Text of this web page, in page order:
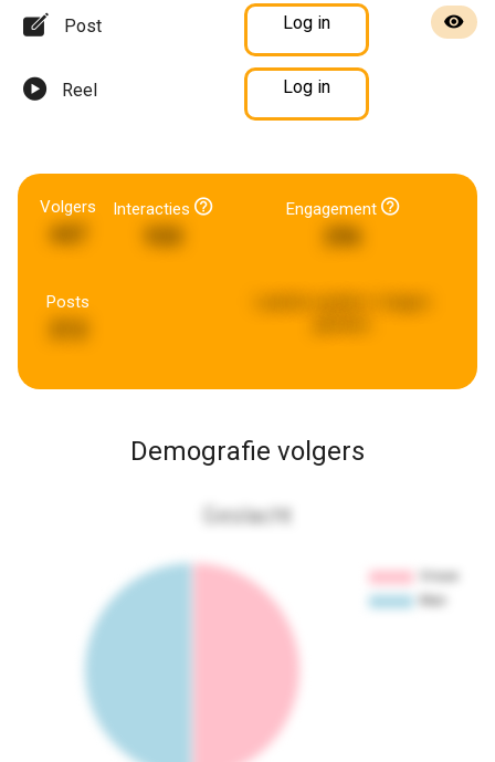
Post Log in
Reel Log in
Volgers Interacties Engagement
Posts
Demografie volgers
Geslacht